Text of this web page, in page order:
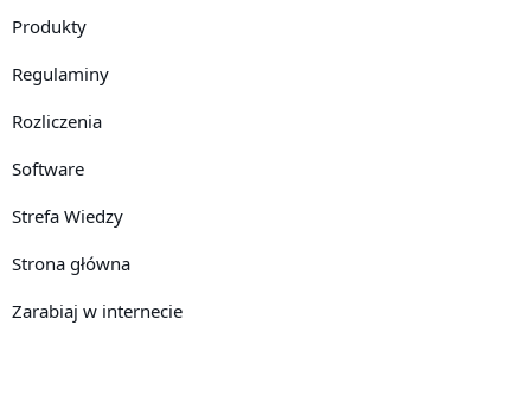
Produkty
Regulaminy
Rozliczenia
Software
Strefa Wiedzy
Strona główna
Zarabiaj w internecie